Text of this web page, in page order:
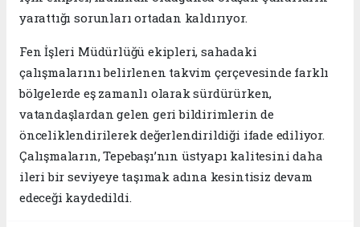
yarattığı sorunları ortadan kaldırıyor.
Fen İşleri Müdürlüğü ekipleri, sahadaki
çalışmalarını belirlenen takvim çerçevesinde farklı
bölgelerde eş zamanlı olarak sürdürürken,
vatandaşlardan gelen geri bildirimlerin de
önceliklendirilerek değerlendirildiği ifade ediliyor.
Çalışmaların, Tepebaşı’nın üstyapı kalitesini daha
ileri bir seviyeye taşımak adına kesintisiz devam
edeceği kaydedildi.